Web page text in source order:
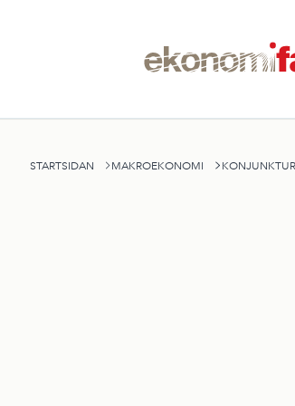
STARTSIDAN MAKROEKONOMI